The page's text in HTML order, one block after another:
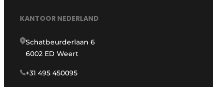
KANTOOR NEDERLAND
Schatbeurderlaan 6
6002 ED Weert
+31 495 450095